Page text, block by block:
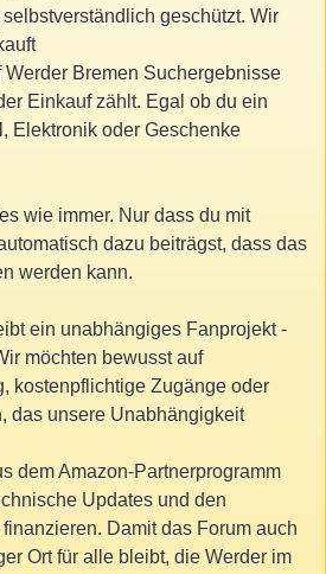
geschützt. Wir
Bremen Suchergebnisse
Einkauf zählt. Egal ob du ein
Elektronik oder Geschenke
wie immer. Nur dass du mit
dazu beiträgst, dass das
werden kann.
ein unabhängiges Fanprojekt -
möchten bewusst auf
kostenpflichtige Zugänge oder
das unsere Unabhängigkeit
dem Amazon-Partnerprogramm
Updates und den
Damit das Forum auch
Ort für alle bleibt, die Werder im